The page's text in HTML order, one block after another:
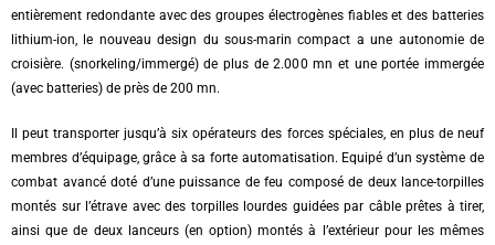
entièrement redondante avec des groupes électrogènes fiables et des batteries
lithium-ion, le nouveau design du sous-marin compact a une autonomie de
croisière. (snorkeling/immergé) de plus de 2.000 mn et une portée immergée
(avec batteries) de près de 200 mn.
Il peut transporter jusqu’à six opérateurs des forces spéciales, en plus de neuf
membres d’équipage, grâce à sa forte automatisation. Equipé d’un système de
combat avancé doté d’une puissance de feu composé de deux lance-torpilles
montés sur l’étrave avec des torpilles lourdes guidées par câble prêtes à tirer,
ainsi que de deux lanceurs (en option) montés à l’extérieur pour les mêmes